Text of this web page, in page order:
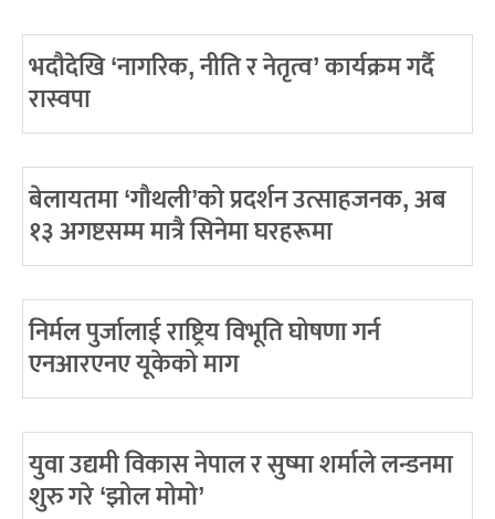
भदौदेखि ‘नागरिक, नीति र नेतृत्व’ कार्यक्रम गर्दै
रास्वपा
बेलायतमा ‘गौथली’को प्रदर्शन उत्साहजनक, अब
१३ अगष्टसम्म मात्रै सिनेमा घरहरूमा
निर्मल पुर्जालाई राष्ट्रिय विभूति घोषणा गर्न
एनआरएनए यूकेको माग
युवा उद्यमी विकास नेपाल र सुष्मा शर्माले लन्डनमा
शुरु गरे ‘झोल मोमो’